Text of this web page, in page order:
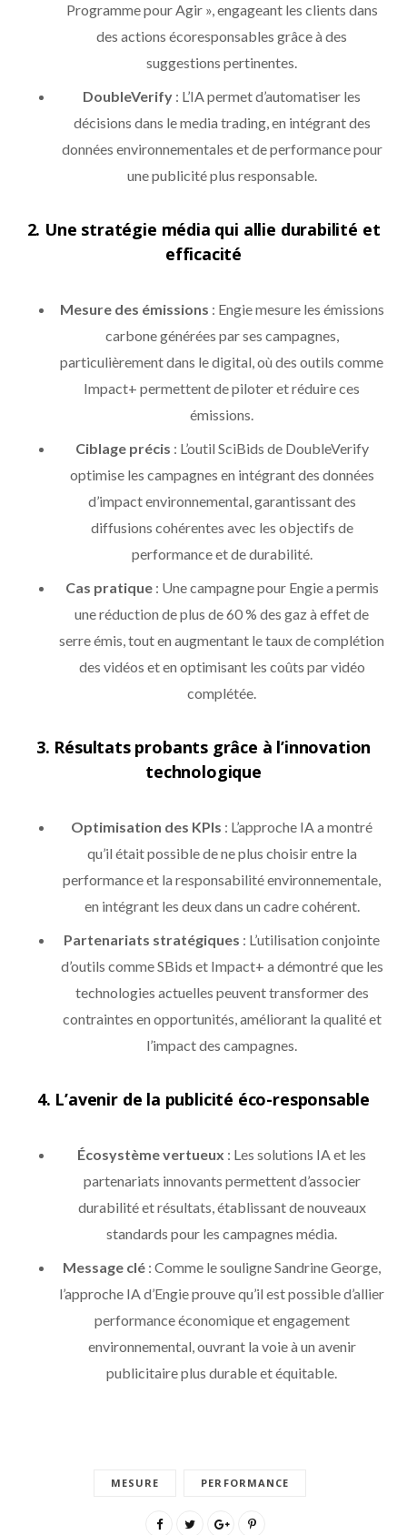
Programme pour Agir », engageant les clients dans
des actions écoresponsables grâce à des
suggestions pertinentes.
DoubleVerify : L’IA permet d’automatiser les
décisions dans le media trading, en intégrant des
données environnementales et de performance pour
une publicité plus responsable.
2. Une stratégie média qui allie durabilité et
efficacité
Mesure des émissions : Engie mesure les émissions
carbone générées par ses campagnes,
particulièrement dans le digital, où des outils comme
Impact+ permettent de piloter et réduire ces
émissions.
Ciblage précis : L’outil SciBids de DoubleVerify
optimise les campagnes en intégrant des données
d’impact environnemental, garantissant des
diffusions cohérentes avec les objectifs de
performance et de durabilité.
Cas pratique: Une campagne pour Engie a permis
une réduction de plus de 60 % des gaz à effet de
serre émis, tout en augmentant le taux de complétion
des vidéos et en optimisant les coûts par vidéo
complétée.
3. Résultats probants grâce à l’innovation
technologique
Optimisation des KPIs : L’approche IA a montré
qu’il était possible de ne plus choisir entre la
performance et la responsabilité environnementale,
en intégrant les deux dans un cadre cohérent.
Partenariats stratégiques : L’utilisation conjointe
d’outils comme SBids et Impact+ a démontré que les
technologies actuelles peuvent transformer des
contraintes en opportunités, améliorant la qualité et
l’impact des campagnes.
4. L’avenir de la publicité éco-responsable
Écosystème vertueux : Les solutions IA et les
partenariats innovants permettent d’associer
durabilité et résultats, établissant de nouveaux
standards pour les campagnes média.
Message clé : Comme le souligne Sandrine George,
l’approche IA d’Engie prouve qu’il est possible d’allier
performance économique et engagement
environnemental, ouvrant la voie à un avenir
publicitaire plus durable et équitable.
MESURE PERFORMANCE